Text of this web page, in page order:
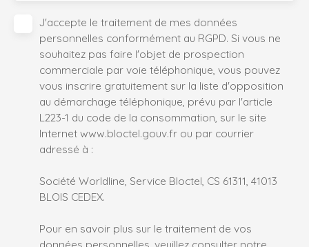
J'accepte le traitement de mes données
personnelles conformément au RGPD. Si vous ne
souhaitez pas faire l'objet de prospection
commerciale par voie téléphonique, vous pouvez
vous inscrire gratuitement sur la liste d'opposition
au démarchage téléphonique, prévu par l'article
L223-1 du code de la consommation, sur le site
Internet www.bloctel.gouv.fr ou par courrier
adressé à :
Société Worldline, Service Bloctel, CS 61311, 41013
BLOIS CEDEX.
Pour en savoir plus sur le traitement de vos